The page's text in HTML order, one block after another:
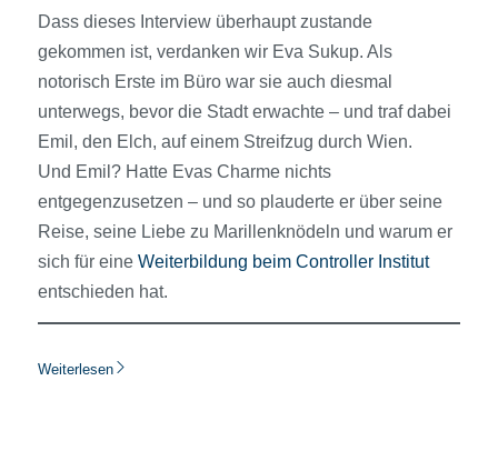
Dass dieses Interview überhaupt zustande
gekommen ist, verdanken wir Eva Sukup. Als
notorisch Erste im Büro war sie auch diesmal
unterwegs, bevor die Stadt erwachte – und traf dabei
Emil, den Elch, auf einem Streifzug durch Wien.
Und Emil? Hatte Evas Charme nichts
entgegenzusetzen – und so plauderte er über seine
Reise, seine Liebe zu Marillenknödeln und warum er
sich für eine Weiterbildung beim Controller Institut
entschieden hat.
Weiterlesen